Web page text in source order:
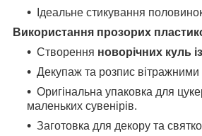
Ідеальне стикування
Використання прозорих
Створення новорічних куль
Декупаж та розпис
Оригінальна упаковка для
маленьких сувенірів.
Заготовка для декору та